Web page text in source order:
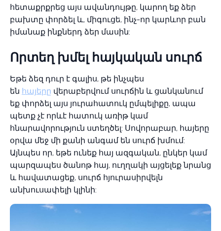
հետաքրքրեց այս ավանդույթը, կարող եք ձեր
բախտը փորձել և, միգուցե, ինչ-որ կարևոր բան
իմանաք ինքներդ ձեր մասին:
Որտեղ խմել հայկական սուրճ
Եթե ​​ձեզ դուր է գալիս, թե ինչպես
են հայերը վերաբերվում սուրճին և ցանկանում
եք փորձել այս յուրահատուկ ըմպելիքը, ապա
պետք չէ որևէ հատուկ առիթ կամ
հնարավորություն ստեղծել: Սովորաբար, հայերը
օրվա մեջ մի քանի անգամ են սուրճ խմում:
Այնպես որ, եթե ունեք հայ ազգական, ընկեր կամ
պարզապես ծանոթ հայ, ուղղակի այցելեք նրանց
և հավատացեք, սուրճ հյուրասիրվելն
անխուսափելի կլինի: